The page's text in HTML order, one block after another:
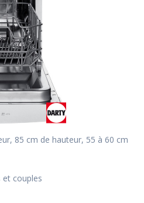
85 cm de hauteur, 55 à 60 cm
et couples